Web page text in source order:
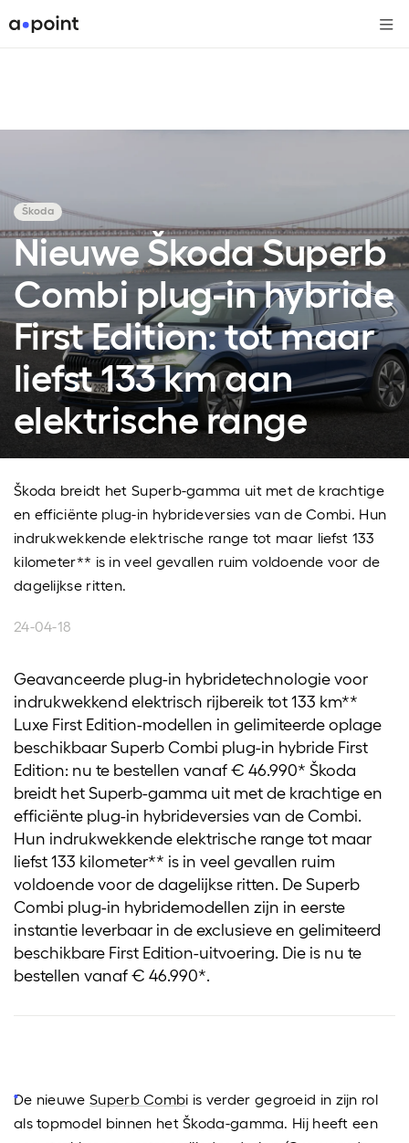
Nieuwe Škoda Superb
Combi plug-in hybride
First Edition: tot maar
liefst 133 km aan
elektrische range
Škoda breidt het Superb-gamma uit met de krachtige
en efficiënte plug-in hybrideversies van de Combi. Hun
indrukwekkende elektrische range tot maar liefst 133
kilometer** is in veel gevallen ruim voldoende voor de
dagelijkse ritten.
Škoda
24-04-18
Geavanceerde plug-in hybridetechnologie voor
indrukwekkend elektrisch rijbereik tot 133 km**
Luxe First Edition-modellen in gelimiteerde oplage
beschikbaar Superb Combi plug-in hybride First
Edition: nu te bestellen vanaf € 46.990* Škoda
breidt het Superb-gamma uit met de krachtige en
efficiënte plug-in hybrideversies van de Combi.
Hun indrukwekkende elektrische range tot maar
liefst 133 kilometer** is in veel gevallen ruim
voldoende voor de dagelijkse ritten. De Superb
Combi plug-in hybridemodellen zijn in eerste
instantie leverbaar in de exclusieve en gelimiteerd
beschikbare First Edition-uitvoering. Die is nu te
bestellen vanaf € 46.990*.
De nieuwe Superb Combi is verder gegroeid in zijn rol
als topmodel binnen het Škoda-gamma. Hij heeft een